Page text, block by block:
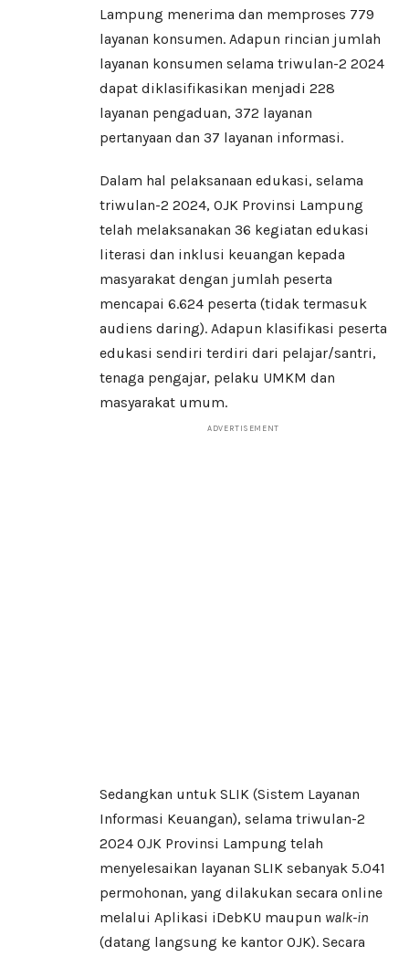
Lampung menerima dan memproses 779
layanan konsumen. Adapun rincian jumlah
layanan konsumen selama triwulan-2 2024
dapat diklasifikasikan menjadi 228
layanan pengaduan, 372 layanan
pertanyaan dan 37 layanan informasi.
Dalam hal pelaksanaan edukasi, selama
triwulan-2 2024, OJK Provinsi Lampung
telah melaksanakan 36 kegiatan edukasi
literasi dan inklusi keuangan kepada
masyarakat dengan jumlah peserta
mencapai 6.624 peserta (tidak termasuk
audiens daring). Adapun klasifikasi peserta
edukasi sendiri terdiri dari pelajar/santri,
tenaga pengajar, pelaku UMKM dan
masyarakat umum.
ADVERTISEMENT
Sedangkan untuk SLIK (Sistem Layanan
Informasi Keuangan), selama triwulan-2
2024 OJK Provinsi Lampung telah
menyelesaikan layanan SLIK sebanyak 5.041
permohonan, yang dilakukan secara online
melalui Aplikasi iDebKU maupun walk-in
(datang langsung ke kantor OJK). Secara